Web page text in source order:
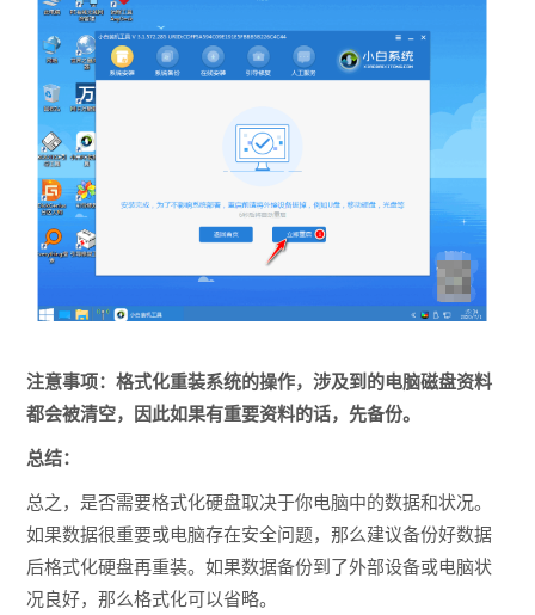
注意事项：格式化重装系统的操作，涉及到的电脑磁盘资料
都会被清空，因此如果有重要资料的话，先备份。
总结：
总之，是否需要格式化硬盘取决于你电脑中的数据和状况。
如果数据很重要或电脑存在安全问题，那么建议备份好数据
后格式化硬盘再重装。如果数据备份到了外部设备或电脑状
况良好，那么格式化可以省略。